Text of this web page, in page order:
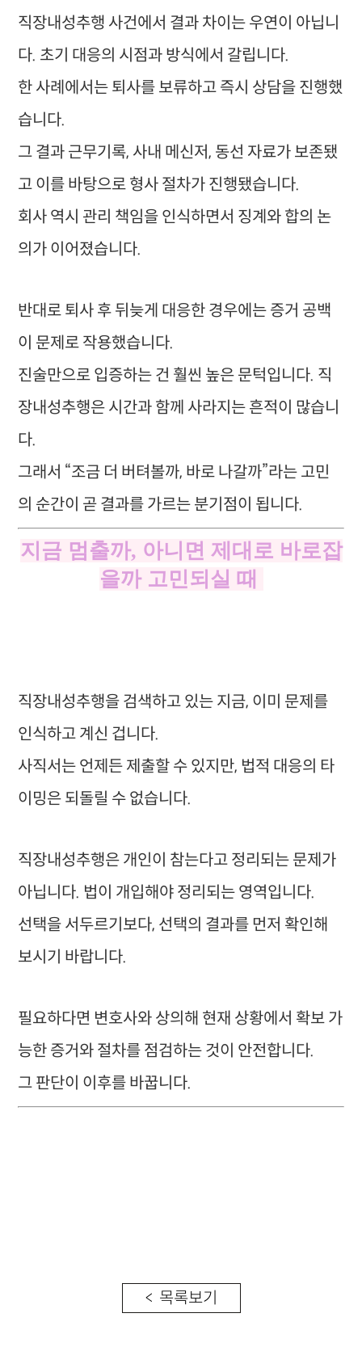
직장내성추행 사건에서 결과 차이는 우연이 아닙니
다. 초기 대응의 시점과 방식에서 갈립니다.
한 사례에서는 퇴사를 보류하고 즉시 상담을 진행했
습니다.
그 결과 근무기록, 사내 메신저, 동선 자료가 보존됐
고 이를 바탕으로 형사 절차가 진행됐습니다.
회사 역시 관리 책임을 인식하면서 징계와 합의 논
의가 이어졌습니다.
반대로 퇴사 후 뒤늦게 대응한 경우에는 증거 공백
이 문제로 작용했습니다.
진술만으로 입증하는 건 훨씬 높은 문턱입니다. 직
장내성추행은 시간과 함께 사라지는 흔적이 많습니
다.
그래서 “조금 더 버텨볼까, 바로 나갈까”라는 고민
의 순간이 곧 결과를 가르는 분기점이 됩니다.
지금 멈출까, 아니면 제대로 바로잡
을까 고민되실 때
직장내성추행을 검색하고 있는 지금, 이미 문제를
인식하고 계신 겁니다.
사직서는 언제든 제출할 수 있지만, 법적 대응의 타
이밍은 되돌릴 수 없습니다.
직장내성추행은 개인이 참는다고 정리되는 문제가
아닙니다. 법이 개입해야 정리되는 영역입니다.
선택을 서두르기보다, 선택의 결과를 먼저 확인해
보시기 바랍니다.
필요하다면 변호사와 상의해 현재 상황에서 확보 가
능한 증거와 절차를 점검하는 것이 안전합니다.
그 판단이 이후를 바꿉니다.
< 목록보기